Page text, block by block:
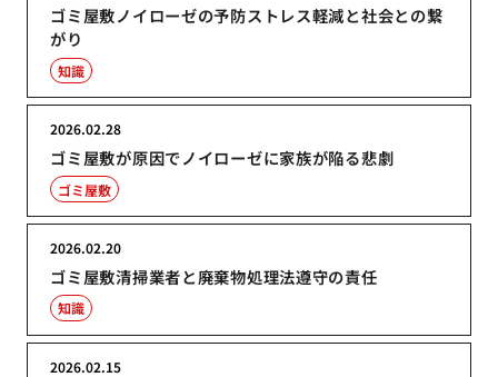
ゴミ屋敷ノイローゼの予防ストレス軽減と社会との繋
がり
知識
ゴミ屋敷が原因でノイローゼに家族が陥る悲劇
2026.02.28
ゴミ屋敷
ゴミ屋敷清掃業者と廃棄物処理法遵守の責任
2026.02.20
知識
2026.02.15